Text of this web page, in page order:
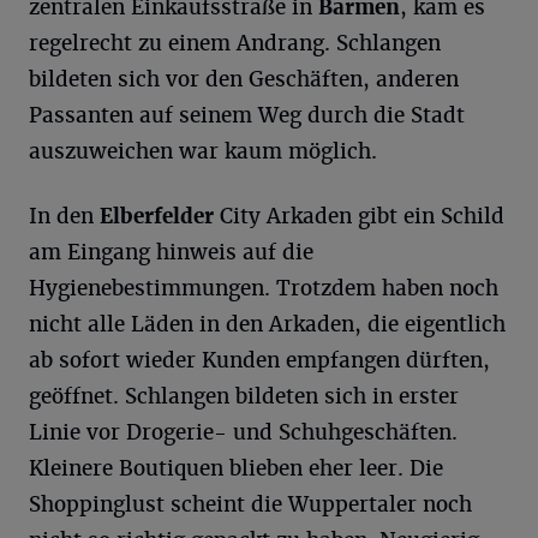
zentralen Einkaufsstraße in Barmen, kam es
regelrecht zu einem Andrang. Schlangen
bildeten sich vor den Geschäften, anderen
Passanten auf seinem Weg durch die Stadt
auszuweichen war kaum möglich.
In den Elberfelder City Arkaden gibt ein Schild
am Eingang hinweis auf die
Hygienebestimmungen. Trotzdem haben noch
nicht alle Läden in den Arkaden, die eigentlich
ab sofort wieder Kunden empfangen dürften,
geöffnet. Schlangen bildeten sich in erster
Linie vor Drogerie- und Schuhgeschäften.
Kleinere Boutiquen blieben eher leer. Die
Shoppinglust scheint die Wuppertaler noch